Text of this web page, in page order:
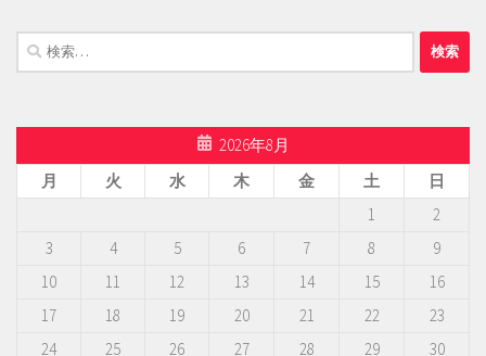
検
索:
2026年8月
月
火 水 木 金 土
日
1
2
3
4 5 6 7 8
9
10
11 12 13 14 15
16
17
18 19 20 21 22
23
24
25 26 27 28 29
30